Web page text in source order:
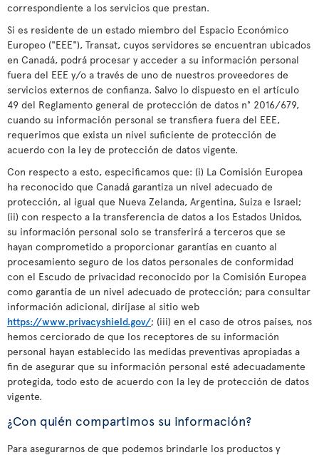
correspondiente a los servicios que prestan.
Si es residente de un estado miembro del Espacio Económico
Europeo ("EEE"), Transat, cuyos servidores se encuentran ubicados
en Canadá, podrá procesar y acceder a su información personal
fuera del EEE y/o a través de uno de nuestros proveedores de
servicios externos de confianza. Salvo lo dispuesto en el artículo
49 del Reglamento general de protección de datos n° 2016/679,
cuando su información personal se transfiera fuera del EEE,
requerimos que exista un nivel suficiente de protección de
acuerdo con la ley de protección de datos vigente.
Con respecto a esto, especificamos que: (i) La Comisión Europea
ha reconocido que Canadá garantiza un nivel adecuado de
protección, al igual que Nueva Zelanda, Argentina, Suiza e Israel;
(ii) con respecto a la transferencia de datos a los Estados Unidos,
su información personal solo se transferirá a terceros que se
hayan comprometido a proporcionar garantías en cuanto al
procesamiento seguro de los datos personales de conformidad
con el Escudo de privacidad reconocido por la Comisión Europea
como garantía de un nivel adecuado de protección; para consultar
información adicional, diríjase al sitio web
https://www.privacyshield.gov/; (iii) en el caso de otros países, nos
hemos cerciorado de que los receptores de su información
personal hayan establecido las medidas preventivas apropiadas a
fin de asegurar que su información personal esté adecuadamente
protegida, todo esto de acuerdo con la ley de protección de datos
vigente.
¿Con quién compartimos su información?
Para asegurarnos de que podemos brindarle los productos y